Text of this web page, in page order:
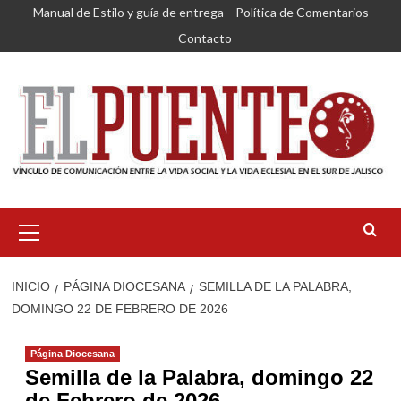
Saltar
contenido
Manual de Estilo y guía de entrega
Política de Comentarios
Contacto
primario
INICIO PÁGINA DIOCESANA
SEMILLA DE LA PALABRA,
DOMINGO 22 DE FEBRERO DE 2026
Página Diocesana
Semilla de la Palabra, domingo 22